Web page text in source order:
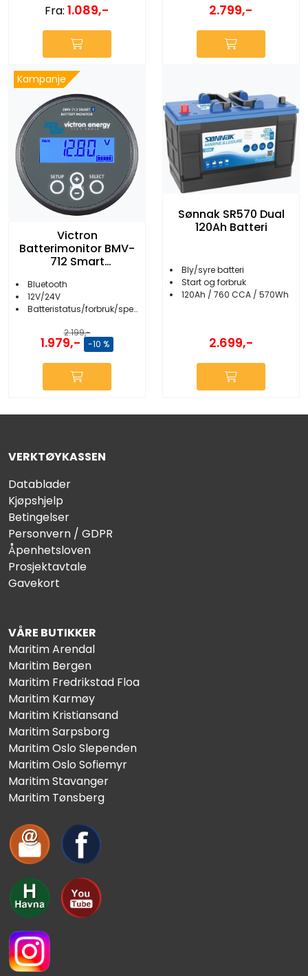
Fra: 1.089,- 2.799,-
Kampanje
Victron
Batterimonitor BMV-
712 Smart
Bluetooth
12V/24V
Batteristatus/forbruk/spenning etc.
2.199,-
1.979,- -10 %
Sønnak SR570 Dual
120Ah Batteri
Bly/syre batteri
Start og forbruk
120Ah / 760 CCA / 570Wh
2.699,-
VERKTØYKASSEN
Datablader
Kjøpshjelp
Betingelser
Personvern / GDPR
Åpenhetsloven
Prosjektavtale
Gavekort
VÅRE BUTIKKER
Maritim Arendal
Maritim Bergen
Maritim Fredrikstad Floa
Maritim Karmøy
Maritim Kristiansand
Maritim Sarpsborg
Maritim Oslo Slependen
Maritim Oslo Sofiemyr
Maritim Stavanger
Maritim Tønsberg